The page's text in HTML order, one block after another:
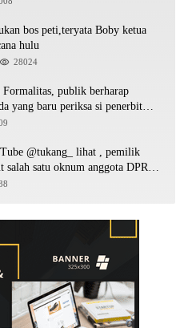
bos peti,teryata Boby ketua
hulu
28024
publik berharap
yang baru periksa si penerbit
lepaskan DPO
@tukang_ lihat , pemilik
satu oknum anggota DPRD
cukong peti Kapolda yang